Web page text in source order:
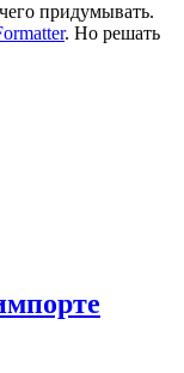
придумывать.
. Но решать